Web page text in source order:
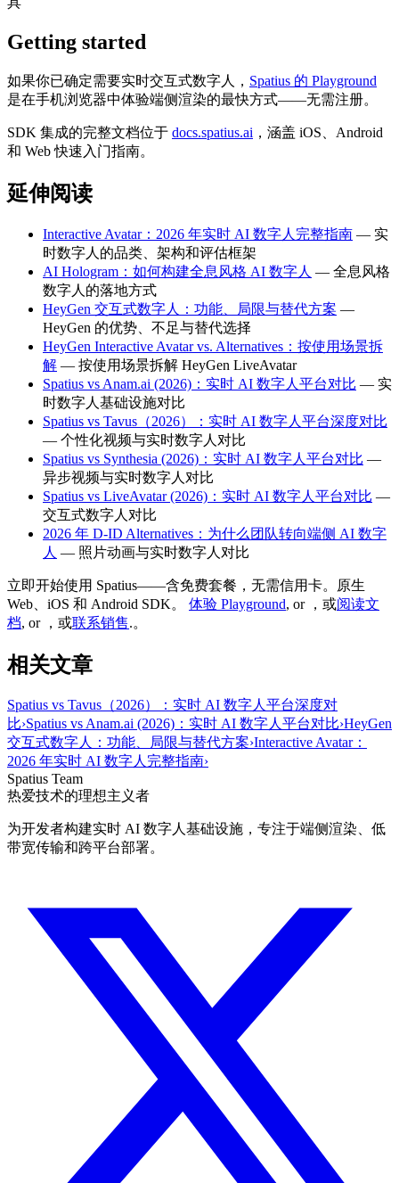
Getting started
如果你已确定需要实时交互式数字人， Spatius 的 Playground
是在手机浏览器中体验端侧渲染的最快方式——无需注册。
SDK 集成的完整文档位于 docs.spatius.ai ，涵盖 iOS、Android
和 Web 快速入门指南。
延伸阅读
Interactive Avatar：2026 年实时 AI 数字人完整指南 — 实
时数字人的品类、架构和评估框架
AI Hologram：如何构建全息风格 AI 数字人 — 全息风格
数字人的落地方式
HeyGen 交互式数字人：功能、局限与替代方案 —
HeyGen 的优势、不足与替代选择
HeyGen Interactive Avatar vs. Alternatives：按使用场景拆
解 — 按使用场景拆解 HeyGen LiveAvatar
Spatius vs Anam.ai (2026)：实时 AI 数字人平台对比 — 实
时数字人基础设施对比
Spatius vs Tavus（2026）：实时 AI 数字人平台深度对比
— 个性化视频与实时数字人对比
Spatius vs Synthesia (2026)：实时 AI 数字人平台对比 —
异步视频与实时数字人对比
Spatius vs LiveAvatar (2026)：实时 AI 数字人平台对比 —
交互式数字人对比
2026 年 D-ID Alternatives：为什么团队转向端侧 AI 数字
人 — 照片动画与实时数字人对比
立即开始使用 Spatius——含免费套餐，无需信用卡。原生
Web、iOS 和 Android SDK。
体验 Playground, or ，或阅读文
档, or ，或联系销售.。
相关文章
Spatius vs Tavus（2026）：实时 AI 数字人平台深度对
比›Spatius vs Anam.ai (2026)：实时 AI 数字人平台对比›HeyGen
交互式数字人：功能、局限与替代方案›Interactive Avatar：
2026 年实时 AI 数字人完整指南›
Spatius Team
热爱技术的理想主义者
为开发者构建实时 AI 数字人基础设施，专注于端侧渲染、低
带宽传输和跨平台部署。